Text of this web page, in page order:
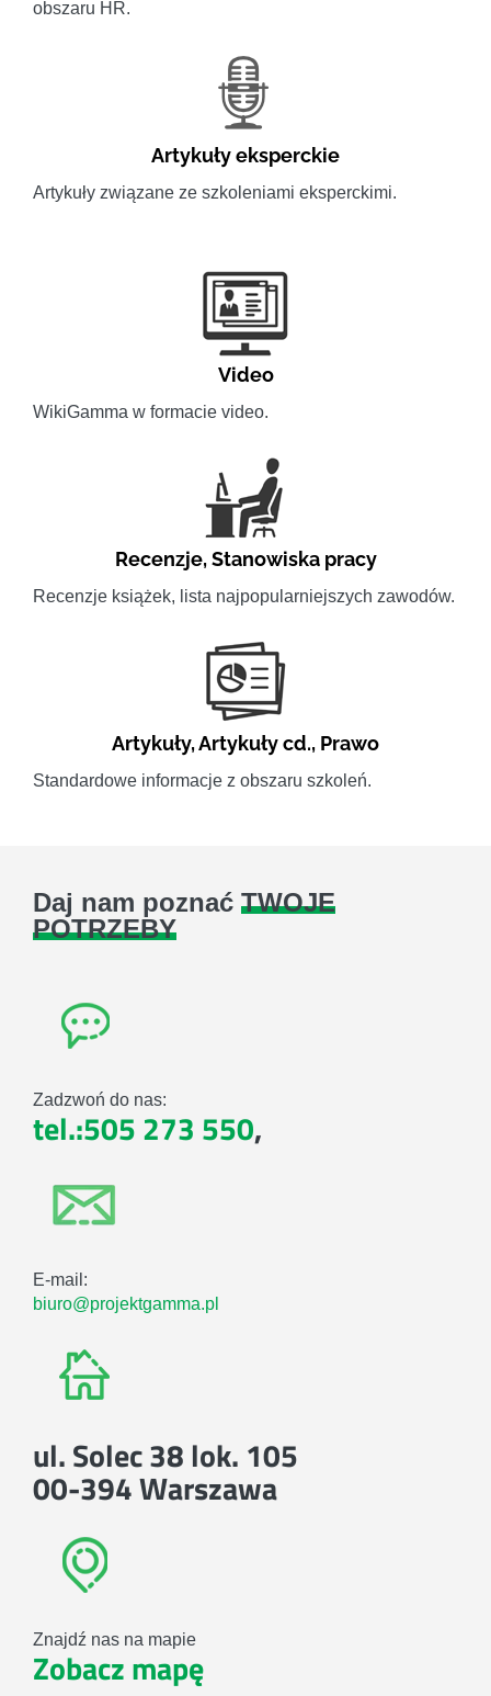
obszaru HR.
Artykuły eksperckie
Artykuły związane ze szkoleniami eksperckimi.
Video
WikiGamma w formacie video.
Recenzje,Stanowiska pracy
Recenzje książek, lista najpopularniejszych zawodów.
Artykuły,Artykuły cd., Prawo
Standardowe informacje z obszaru szkoleń.
Daj nam poznać TWOJE
POTRZEBY
Zadzwoń do nas:
tel.:505 273 550,
E-mail:
biuro@projektgamma.pl
ul. Solec 38 lok. 105
00-394 Warszawa
Znajdź nas na mapie
Zobacz mapę